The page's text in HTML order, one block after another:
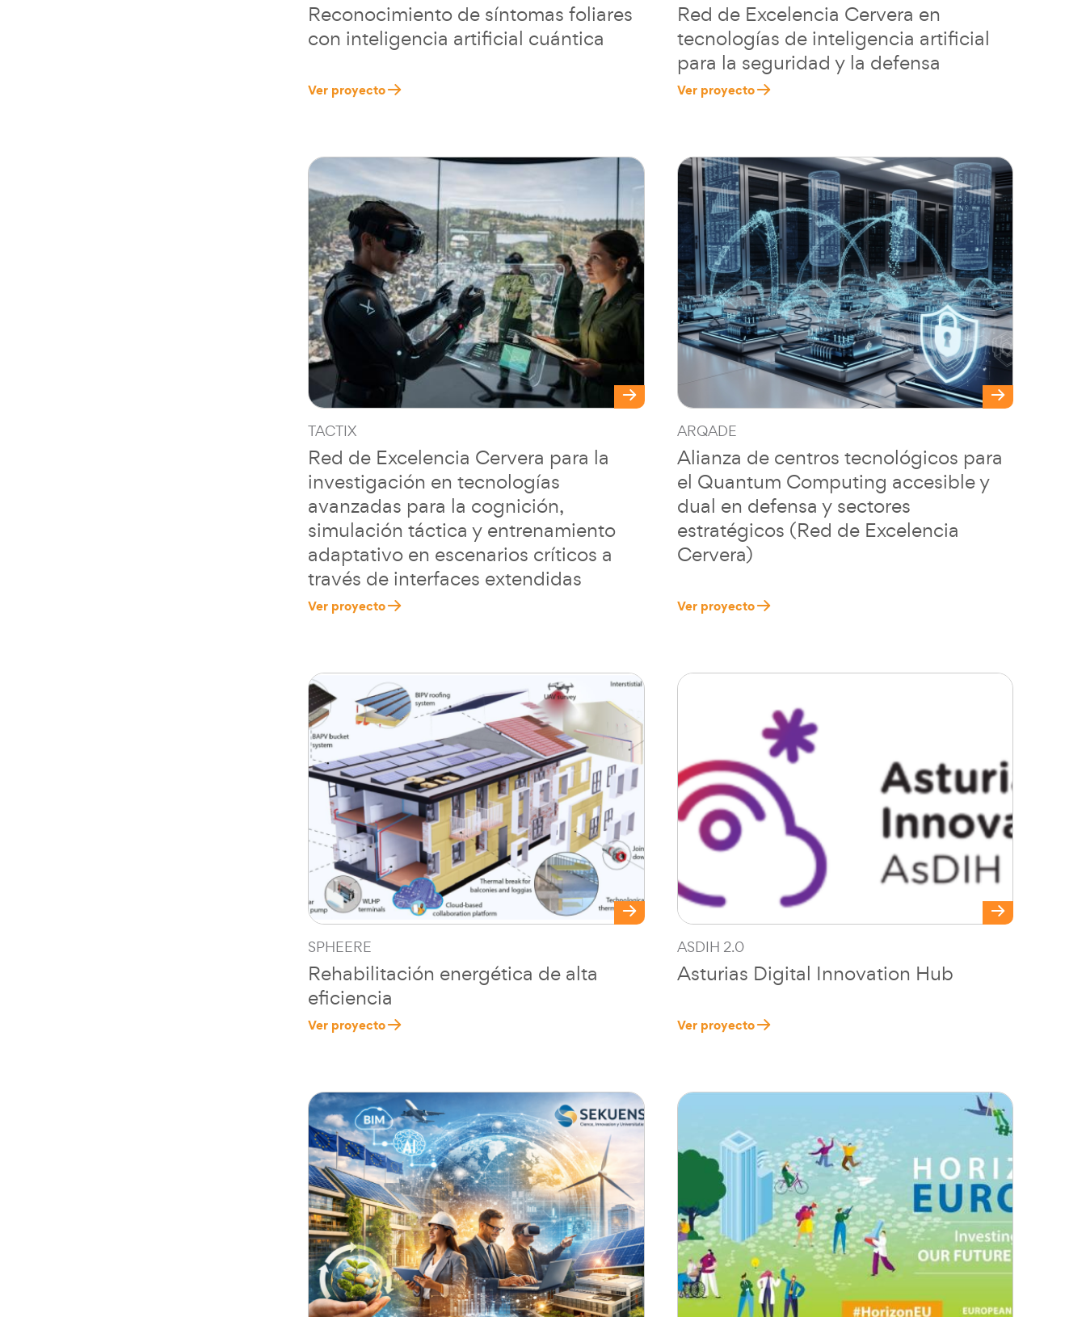
Reconocimiento de síntomas foliares
con inteligencia artificial cuántica
Ver proyecto
Red de Excelencia Cervera en
tecnologías de inteligencia artificial
para la seguridad y la defensa
Ver proyecto
TACTIX
Red de Excelencia Cervera para la
investigación en tecnologías
avanzadas para la cognición,
simulación táctica y entrenamiento
adaptativo en escenarios críticos a
través de interfaces extendidas
Ver proyecto
ARQADE
Alianza de centros tecnológicos para
el Quantum Computing accesible y
dual en defensa y sectores
estratégicos (Red de Excelencia
Cervera)
Ver proyecto
SPHEERE
Rehabilitación energética de alta
eficiencia
Ver proyecto
ASDIH 2.0
Asturias Digital Innovation Hub
Ver proyecto